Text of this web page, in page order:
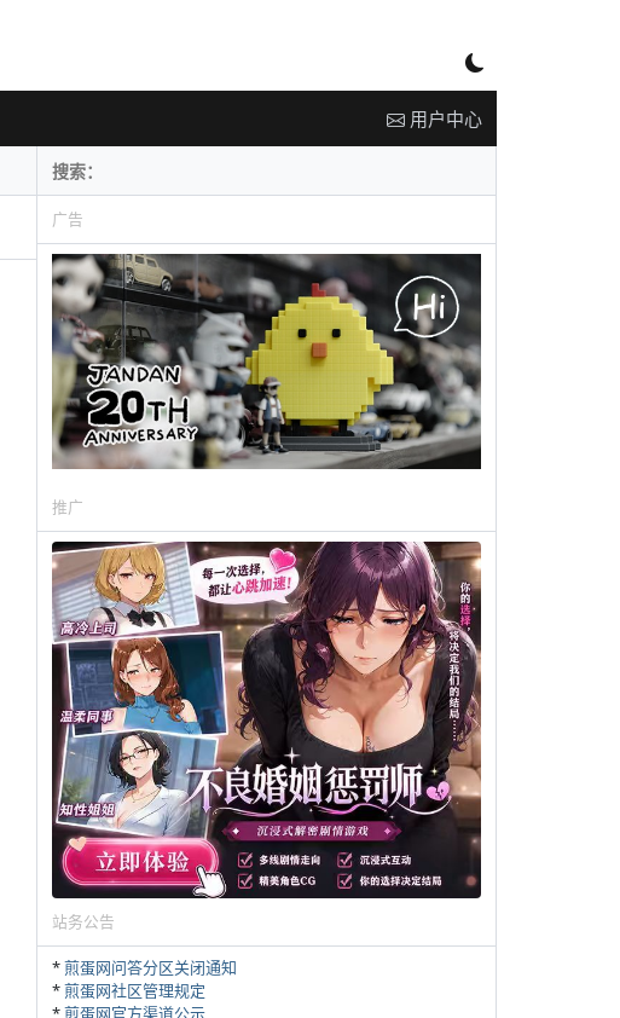
用户中心
广告
推广
站务公告
*煎蛋网问答分区关闭通知
*煎蛋网社区管理规定
*煎蛋网官方渠道公示